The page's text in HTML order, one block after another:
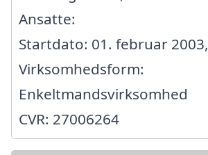
Ansatte:
Startdato: 01. februar 2003,
Virksomhedsform:
Enkeltmandsvirksomhed
CVR: 27006264